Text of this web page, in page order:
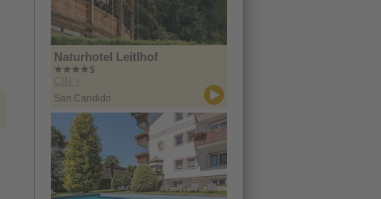
Naturhotel Leitlhof
CIN +
San Candido